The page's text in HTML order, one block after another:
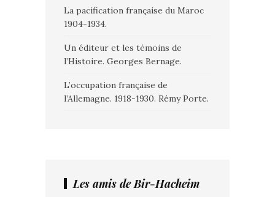
La pacification française du Maroc
1904-1934.
Un éditeur et les témoins de
l’Histoire. Georges Bernage.
L’occupation française de
l’Allemagne. 1918-1930. Rémy Porte.
Les amis de Bir-Hacheim